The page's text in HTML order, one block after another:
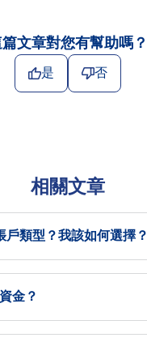
文章對您有幫助嗎？
是 否
相關文章
戶類型？我該如何選擇？
金？